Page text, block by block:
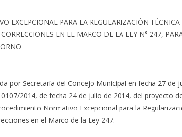
EXCEPCIONAL PARA LA REGULARIZACIÓN TÉCNICA
EN EL MARCO DE LA LEY N° 247,
por Secretaría del Concejo Municipal en fecha 27 de
2014, de fecha 24 de julio de 2014, del proyecto
Normativo Excepcional para la
en el Marco de la Ley 247.